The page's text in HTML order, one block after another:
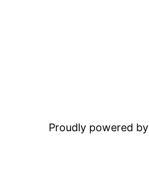
Proudly powered by